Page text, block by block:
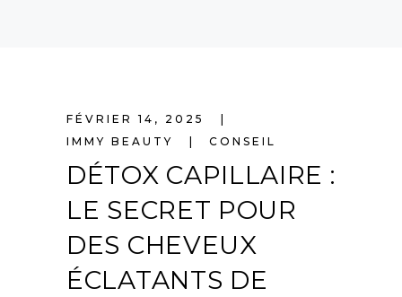
FÉVRIER 14, 2025
IMMY BEAUTY
CONSEIL
DÉTOX CAPILLAIRE :
LE SECRET POUR
DES CHEVEUX
ÉCLATANTS DE